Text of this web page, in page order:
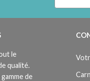
le
qualité.
de